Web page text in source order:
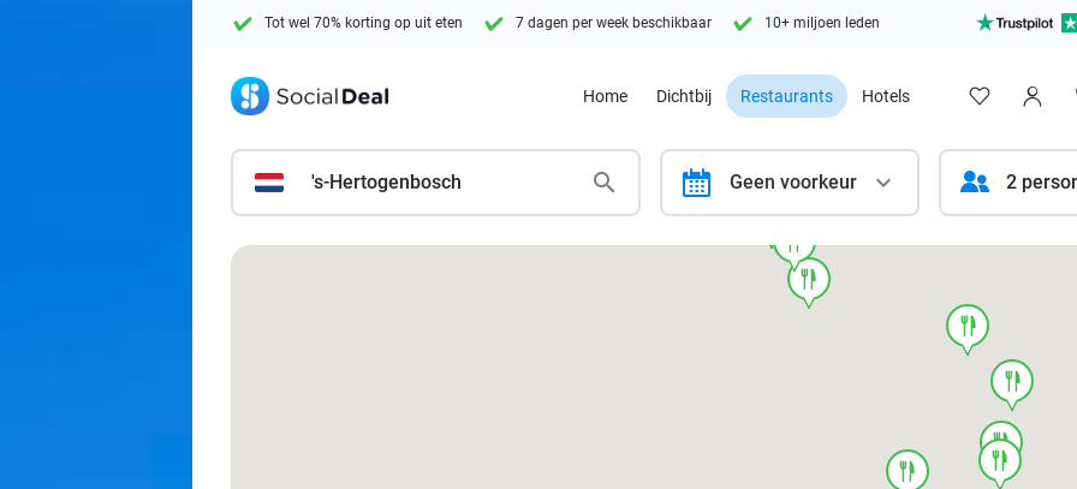
Tot wel 70% korting op uit eten 7 dagen per week beschikbaar 10+ miljoen leden
Home Dichtbij Restaurants Hotels
's-Hertogenbosch calendar Geen voorkeur 2
food
food
food
food
food
food
food
food